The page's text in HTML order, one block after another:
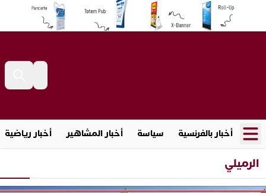
أخبار بالفرنسية سياسة أخبار المشاهير أخبار رياضية
الرميلي